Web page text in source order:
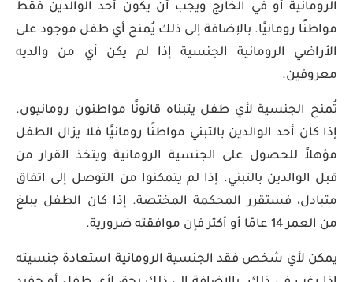
الرومانية أو في الخارج ويجب أن يكون أحد الوالدين فقط
مواطنًا رومانيًا. بالإضافة إلى ذلك يُمنح أي طفل موجود على
الأراضي الرومانية الجنسية إذا لم يكن أي من والديه
معروفين.
تُمنح الجنسية لأي طفل يتبناه قانونًا مواطنون رومانيون.
إذا كان أحد الوالدين بالتبني مواطنًا رومانيًا فلا يزال الطفل
مؤهلاً للحصول على الجنسية الرومانية ويتخذ القرار من
قبل الوالدين بالتبني. إذا لم يتمكنوا من التوصل إلى اتفاق
متبادل، فستقرر المحكمة المختصة. إذا كان الطفل يبلغ
من العمر 14 عامًا أو أكثر فإن موافقته ضرورية.
يمكن لأي شخص فقد الجنسية الرومانية استعادة جنسيته